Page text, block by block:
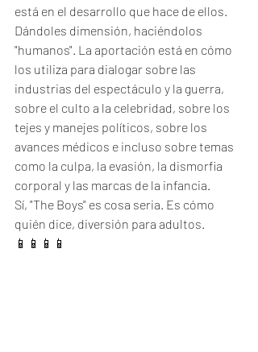
está en el desarrollo que hace de ellos.
Dándoles dimensión, haciéndolos
"humanos". La aportación está en cómo
los utiliza para dialogar sobre las
industrias del espectáculo y la guerra,
sobre el culto a la celebridad, sobre los
tejes y manejes políticos, sobre los
avances médicos e incluso sobre temas
como la culpa, la evasión, la dismorfia
corporal y las marcas de la infancia.
Sí, "The Boys" es cosa seria. Es cómo
quién dice, diversión para adultos.
📱📱📱📱